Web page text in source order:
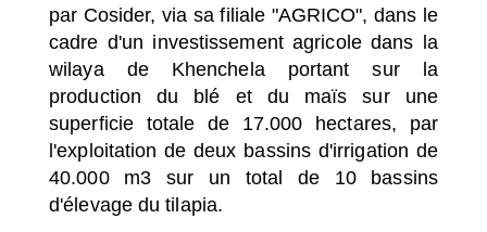
par Cosider, via sa filiale "AGRICO", dans le
cadre d'un investissement agricole dans la
wilaya de Khenchela portant sur la
production du blé et du maïs sur une
superficie totale de 17.000 hectares, par
l'exploitation de deux bassins d'irrigation de
40.000 m3 sur un total de 10 bassins
d'élevage du tilapia.